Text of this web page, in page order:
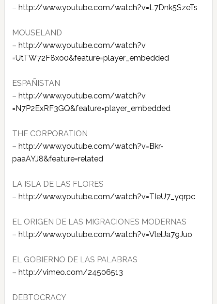
– http://www.youtube.com/watch?v​=L7Dnk5SzeTs
MOUSELAND
– http://www.youtube.com/watch?v​
=UtTW72F8xo0&feature=player_em​bedded
ESPAÑISTAN
– http://www.youtube.com/watch?v​
=N7P2ExRF3GQ&feature=player_em​bedded
THE CORPORATION
– http://www.youtube.com/watch?v​=Bkr-
paaAYJ8&feature=related
LA ISLA DE LAS FLORES
– http://www.youtube.com/watch?v​=TIeU7_yqrpc
EL ORIGEN DE LAS MIGRACIONES MODERNAS
– http://www.youtube.com/watch?v​=VlelJa79Juo
EL GOBIERNO DE LAS PALABRAS
– http://vimeo.com/24506513
DEBTOCRACY